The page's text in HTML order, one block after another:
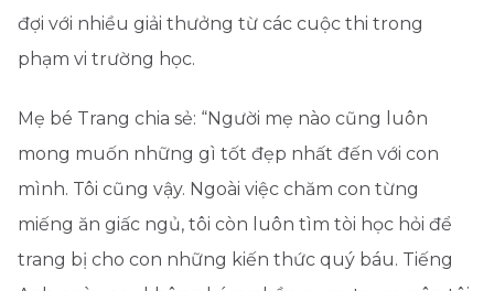
đợi với nhiều giải thưởng từ các cuộc thi trong
phạm vi trường học.
Mẹ bé Trang chia sẻ: “Người mẹ nào cũng luôn
mong muốn những gì tốt đẹp nhất đến với con
mình. Tôi cũng vậy. Ngoài việc chăm con từng
miếng ăn giấc ngủ, tôi còn luôn tìm tòi học hỏi để
trang bị cho con những kiến thức quý báu. Tiếng